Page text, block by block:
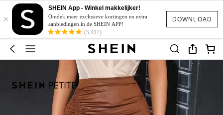
DOWNLOAD
×
SHEIN App - Winkel makkelijker!
Ontdek meer exclusieve kortingen en extra
aanbiedingen in de SHEIN APP!
(5,417)